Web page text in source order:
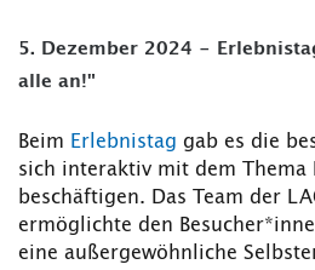
5. Dezember 2024 -
alle an!"
Beim Erlebnistag gab es die
sich interaktiv mit dem Thema
beschäftigen. Das Team der
ermöglichte den
eine außergewöhnliche